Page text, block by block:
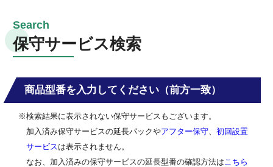
保守サービス検索
商品型番を入力してください（前方一致）
※検索結果に表示されない保守サービスもございます。
加入済み保守サービスの延長パックやアフター保守
初回設置
サービス は表示されません。
なお、加入済みの保守サービスの延長型番の確認方法は こちら